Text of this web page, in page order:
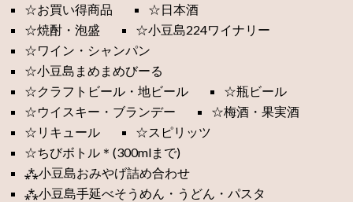
☆お買い得商品
☆日本酒
☆焼酎・泡盛
☆小豆島224ワイナリー
☆ワイン・シャンパン
☆小豆島まめまめびーる
☆クラフトビール・地ビール
☆瓶ビール
☆ウイスキー・ブランデー
☆梅酒・果実酒
☆リキュール
☆スピリッツ
☆ちびボトル＊(300mlまで)
⁂小豆島おみやげ詰め合わせ
⁂小豆島手延べそうめん・うどん・パスタ